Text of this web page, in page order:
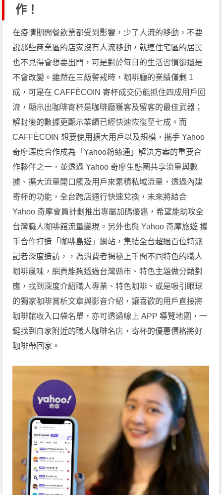
作！
在疫情期間餐飲業都受到影響，少了人流的移動，不要
說那些商業區的店家沒有人流移動，就連住宅區的居民
也不見得會想要出門，可是對於每日的生活習慣卻還是
不會改變。雖然在三級警戒時，咖啡廳的業績僅剩 1
成，可是在 CAFFÈCOIN 寄杯成交仍能抓住四成用戶回
流，顯示出咖啡寄杯是咖啡廳獲客及留客的最佳武器；
解封後的數據更顯示業績已經快速恢復至七成。而
CAFFÈCOIN 想要使用擴大用戶以及規模，攜手 Yahoo
奇摩深度合作成為「Yahoo粉絲通」解決方案的重要合
作夥伴之一，並透過 Yahoo 奇摩生態圈共享流量與數
據、擴大流量開口觸及用戶來累積私域流量，透過內建
寄杯的功能，全台跨店通行快速兌換，未來將結合
Yahoo 奇摩會員計劃推出專屬加碼優惠，希望能助攻全
台灣職人咖啡館流量變現。另外也與 Yahoo 奇摩旅遊 攜
手合作打造「咖啡島遊」網站，集結全台超過百位特派
記者深度造訪，，為消費者揭秘上千間不同特色的職人
咖啡風味，網頁能夠透過台灣縣市、特色主題做分類對
應，找到深度介紹職人專業、特色咖啡、或是吸引眼球
的獨家咖啡賞析文章與影音介紹，讓喜歡的用戶直接將
咖啡館收入口袋名單，亦可透過線上 APP 導覽地圖，一
鍵找到自家附近的職人咖啡名店，寄杯的優惠價格將好
咖啡帶回家。